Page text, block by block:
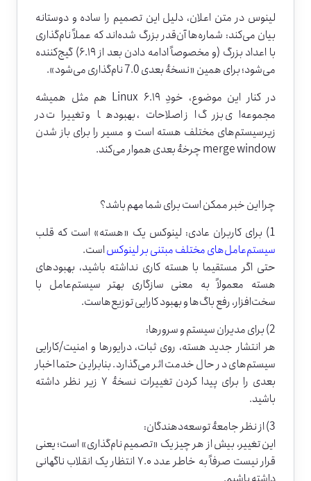
لینوس در متن اعلان، دلیل این تصمیم را ساده و دوستانه
بیان می‌کند: شماره‌ها آن‌قدر بزرگ شده‌اند که عملاً نام‌گذاری
با اعداد بزرگ (و مخصوصاً ادامه دادن بعد از ۶.۱۹) گیج‌کننده
می‌شود؛ برای همین «نسخهٔ بعدی 7.0 نام‌گذاری می‌شود».
در کنار این موضوع، خودِ Linux ۶.۱۹ هم مثل همیشه
مجموعه‌ای بزرگ از اصلاحات، بهبودها و تغییرات در
زیرسیستم‌های مختلف هسته است و مسیر را برای باز شدن
merge window چرخهٔ بعدی هموار می‌کند.
چرا این خبر ممکن است برای شما مهم باشد؟
1) برای کاربران عادی: لینوکس یک «هسته» است که قلب
سیستم‌عامل‌های مختلف مبتنی بر لینوکساست.
حتی اگر مستقیما با هسته کاری نداشته باشید، بهبودهای
هسته معمولاً به معنی سازگاری بهتر سیستم‌عامل با
سخت‌افزار، رفع باگ‌ها و بهبود کارایی توزیع‌هاست.
2) برای مدیران سیستم و سرورها:
هر انتشار جدید هسته، روی ثبات، درایورها و امنیت/کارایی
سیستم‌های در حال خدمت اثر می‌گذارد. بنابراین حتما اخبار
بعدی را برای پیدا کردن تغییرات نسخهٔ ۷ زیر نظر داشته
باشید.
3) از نظر جامعهٔ توسعه‌دهندگان:
این تغییر، بیش از هر چیز یک «تصمیم نام‌گذاری» است؛ یعنی
قرار نیست صرفاً به خاطر عدد ۷.۰ انتظار یک انقلاب ناگهانی